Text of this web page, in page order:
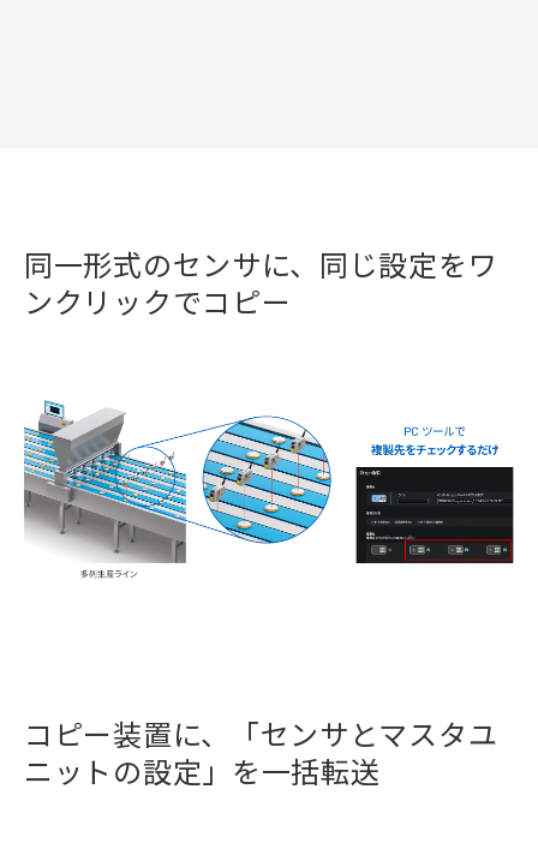
同一形式のセンサに、同じ設定をワ
ンクリックでコピー
コピー装置に、「センサとマスタユ
ニットの設定」を一括転送